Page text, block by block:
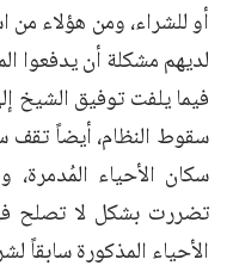
أو للشراء، ومن هؤلاء من
لديهم مشكلة أن يدفعوا
فيما يلفت توفيق الشيخ
سقوط النظام، أيضاً تقف
سكان الأحياء
تضررت بشكل لا تصلح
الأحياء المذكورة سابقاً